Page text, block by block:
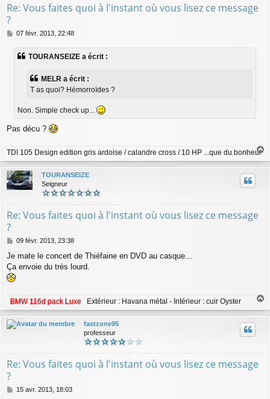
Re: Vous faites quoi à l'instant où vous lisez ce message
?
M
s
07 févr. 2013, 22:48
TOURANSEIZE a écrit :
MELR a écrit :
T as quoi? Hémorroïdes ?
Non. Simple check up...
Pas décu ?
TDI 105 Design edition gris ardoise / calandre cross / 10 HP ...que du bonheur
a
u
TOURANSEIZE
Seigneur
Re: Vous faites quoi à l'instant où vous lisez ce message
?
M
s
s
a
09 févr. 2013, 23:38
Je mate le concert de Thiéfaine en DVD au casque...
Ça envoie du très lourd.
BMW 116d pack Luxe Extérieur : Havana métal - Intérieur : cuir Oyster
a
u
fastzone95
professeur
Re: Vous faites quoi à l'instant où vous lisez ce message
?
M15 avr. 2013, 18:03